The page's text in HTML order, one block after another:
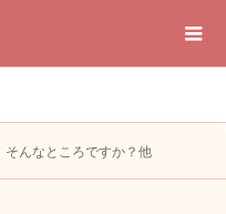
そんなところですか？他